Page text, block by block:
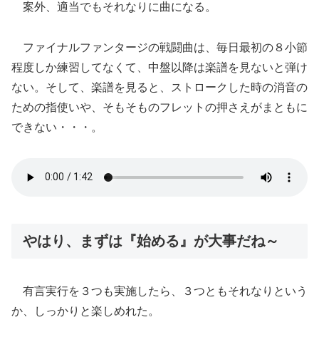
案外、適当でもそれなりに曲になる。
ファイナルファンタージの戦闘曲は、毎日最初の８小節
程度しか練習してなくて、中盤以降は楽譜を見ないと弾け
ない。そして、楽譜を見ると、ストロークした時の消音の
ための指使いや、そもそものフレットの押さえがまともに
できない・・・。
やはり、まずは『始める』が大事だね～
有言実行を３つも実施したら、３つともそれなりという
か、しっかりと楽しめれた。